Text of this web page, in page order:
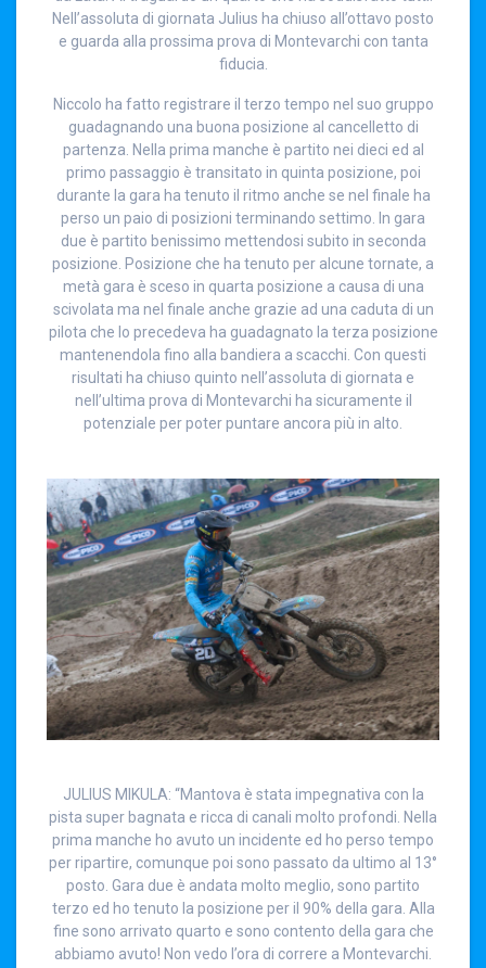
Nell’assoluta di giornata Julius ha chiuso all’ottavo posto
e guarda alla prossima prova di Montevarchi con tanta
fiducia.
Niccolo ha fatto registrare il terzo tempo nel suo gruppo
guadagnando una buona posizione al cancelletto di
partenza. Nella prima manche è partito nei dieci ed al
primo passaggio è transitato in quinta posizione, poi
durante la gara ha tenuto il ritmo anche se nel finale ha
perso un paio di posizioni terminando settimo. In gara
due è partito benissimo mettendosi subito in seconda
posizione. Posizione che ha tenuto per alcune tornate, a
metà gara è sceso in quarta posizione a causa di una
scivolata ma nel finale anche grazie ad una caduta di un
pilota che lo precedeva ha guadagnato la terza posizione
mantenendola fino alla bandiera a scacchi. Con questi
risultati ha chiuso quinto nell’assoluta di giornata e
nell’ultima prova di Montevarchi ha sicuramente il
potenziale per poter puntare ancora più in alto.
JULIUS MIKULA: “Mantova è stata impegnativa con la
pista super bagnata e ricca di canali molto profondi. Nella
prima manche ho avuto un incidente ed ho perso tempo
per ripartire, comunque poi sono passato da ultimo al 13°
posto. Gara due è andata molto meglio, sono partito
terzo ed ho tenuto la posizione per il 90% della gara. Alla
fine sono arrivato quarto e sono contento della gara che
abbiamo avuto! Non vedo l’ora di correre a Montevarchi.